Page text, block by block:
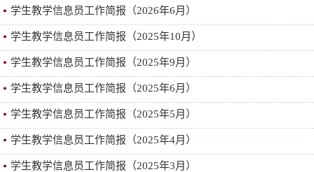
学生教学信息员工作简报（2026年6月）
学生教学信息员工作简报（2025年10月）
学生教学信息员工作简报（2025年9月）
学生教学信息员工作简报（2025年6月）
学生教学信息员工作简报（2025年5月）
学生教学信息员工作简报（2025年4月）
学生教学信息员工作简报（2025年3月）